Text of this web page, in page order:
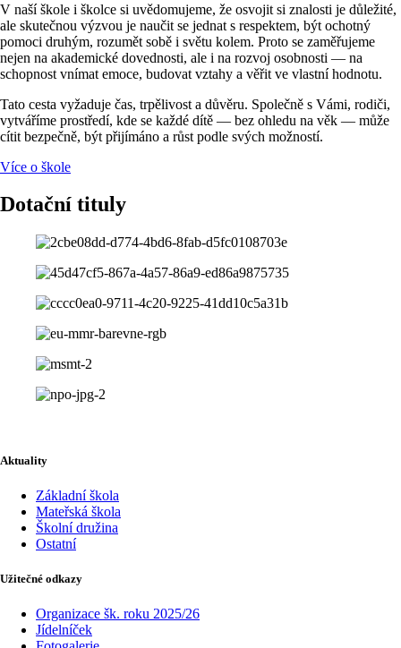
V naší škole i školce si uvědomujeme, že osvojit si znalosti je důležité,
ale skutečnou výzvou je naučit se jednat s respektem, být ochotný
pomoci druhým, rozumět sobě i světu kolem. Proto se zaměřujeme
nejen na akademické dovednosti, ale i na rozvoj osobnosti — na
schopnost vnímat emoce, budovat vztahy a věřit ve vlastní hodnotu.
Tato cesta vyžaduje čas, trpělivost a důvěru. Společně s Vámi, rodiči,
vytváříme prostředí, kde se každé dítě — bez ohledu na věk — může
cítit bezpečně, být přijímáno a růst podle svých možností.
Více o škole
Dotační tituly
Aktuality
Základní škola
Mateřská škola
Školní družina
Ostatní
Užitečné odkazy
Organizace šk. roku 2025/26
Jídelníček